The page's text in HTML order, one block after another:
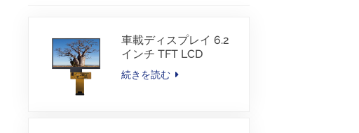
車載ディスプレイ 6.2
インチ TFT LCD
1024*600 IPS TFTイン
ターフェース ドライバ
続きを読む